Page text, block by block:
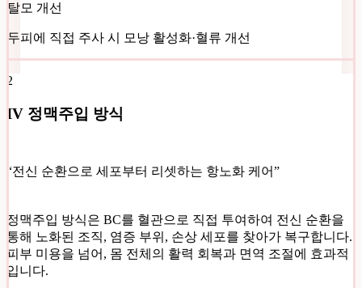
탈모 개선
두피에 직접 주사 시 모낭 활성화·혈류 개선
2
IV 정맥주입 방식
“전신 순환으로 세포부터 리셋하는 항노화 케어”
정맥주입 방식은 BC를 혈관으로 직접 투여하여 전신 순환을
통해 노화된 조직, 염증 부위, 손상 세포를 찾아가 복구합니다.
피부 미용을 넘어, 몸 전체의 활력 회복과 면역 조절에 효과적
입니다.